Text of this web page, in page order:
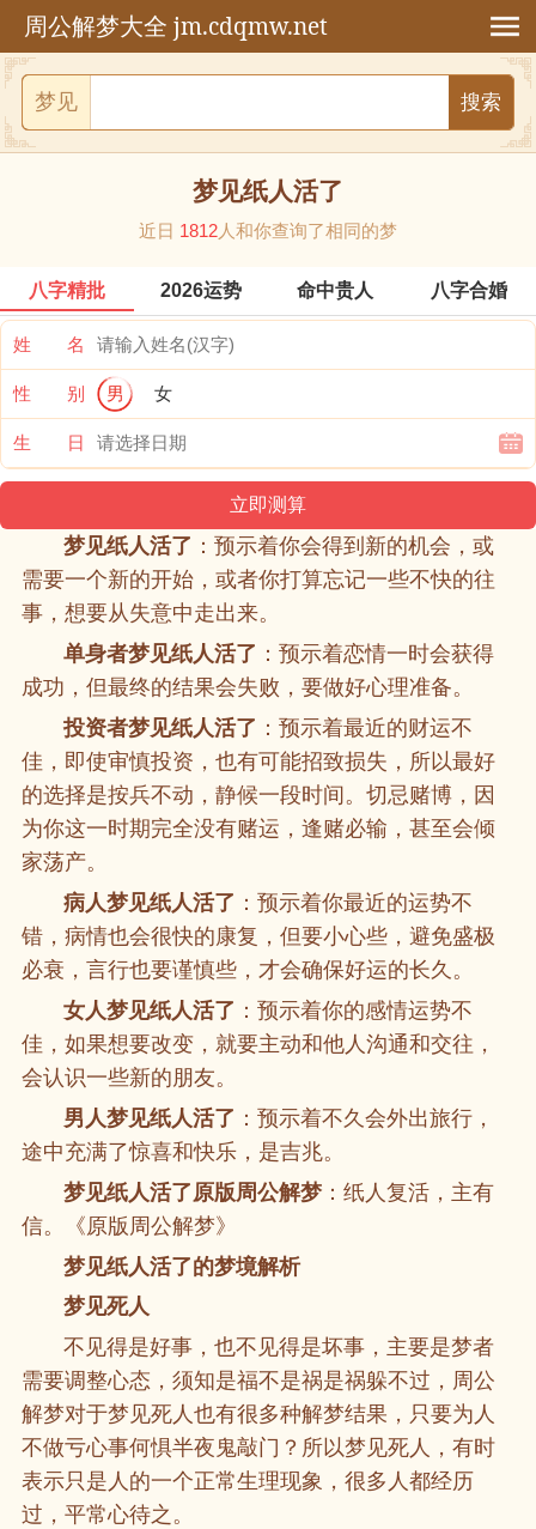
周公解梦大全 jm.cdqmw.net
梦见
梦见纸人活了
近日 1812人和你查询了相同的梦
八字精批 2026运势 命中贵人 八字合婚
姓 名
性 别 男 女
生 日
梦见纸人活了 ：预示着你会得到新的机会，或
需要一个新的开始，或者你打算忘记一些不快的往
事，想要从失意中走出来。
单身者梦见纸人活了 ：预示着恋情一时会获得
成功，但最终的结果会失败，要做好心理准备。
投资者梦见纸人活了 ：预示着最近的财运不
佳，即使审慎投资，也有可能招致损失，所以最好
的选择是按兵不动，静候一段时间。切忌赌博，因
为你这一时期完全没有赌运，逢赌必输，甚至会倾
家荡产。
病人梦见纸人活了 ：预示着你最近的运势不
错，病情也会很快的康复，但要小心些，避免盛极
必衰，言行也要谨慎些，才会确保好运的长久。
女人梦见纸人活了 ：预示着你的感情运势不
佳，如果想要改变，就要主动和他人沟通和交往，
会认识一些新的朋友。
男人梦见纸人活了 ：预示着不久会外出旅行，
途中充满了惊喜和快乐，是吉兆。
梦见纸人活了原版周公解梦 ：纸人复活，主有
信。《原版周公解梦》
梦见纸人活了的梦境解析
梦见死人
不见得是好事，也不见得是坏事，主要是梦者
需要调整心态，须知是福不是祸是祸躲不过，周公
解梦对于梦见死人也有很多种解梦结果，只要为人
不做亏心事何惧半夜鬼敲门？所以梦见死人，有时
表示只是人的一个正常生理现象，很多人都经历
过，平常心待之。